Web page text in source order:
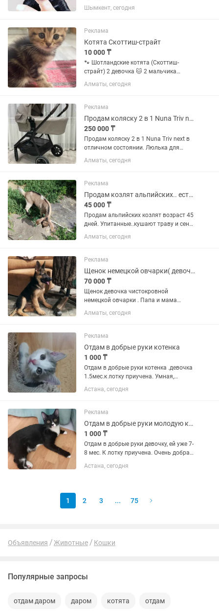
мaльчишку-шалунишку, а так же
Кисочку- Девочку в таком окрасе !!
любознательные,ручные, нeвepoятно
смешные котoмaльчики и девочки...
Шымкент, сегодня
Реклама
Котята Скоттиш-страйт
10 000 ₸
🐾 Шотландские котята (Скоттиш-
страйт) 2 девочка 🐱 2 мальчика
Порода: Скоттиш-страйт ✔️ Приучены к
лотку ✔️ Кушают самостоятельно (не
отлично подойдут в...
Алматы, сегодня
Реклама
Продам коляску 2 в 1 Nuna Triv next
250 000 ₸
Продам коляску 2 в 1 Nuna Triv next в
отличном состоянии. Люлька для
новорожденных до 9 кг и прогулочная
с тремя положениями. Собирается
манёвренные колёса, в комплекте...
Алматы, сегодня
Реклама
Продам козлят альпийских.. есть англонубийские
45 000 ₸
Продам альпийских козлят возраст 45
дней. Упитанные..кушают траву и сено..
даём ещё молоко..мама второй окот
даёт 4,5 литров сладкого молока
Алматы, сегодня
Реклама
Щенок немецкой овчарки( девочка )
70 000 ₸
Щенок девочка чистокровной
немецкой овчарки . Папа и мама
чистокровные. Щенку 2.5 месяца.
Активная и здоровая, растет в
Поставлены прививки по возрасту .
Если вы ищете...
Алматы, сегодня
Реклама
Отдам в добрые руки котенка
1 000 ₸
Отдам в добрые руки котенка .девочка
1.5мес.к лотку приучена. Умная,
красивая как ее мама (фото
приложено)
Астана, сегодня
Реклама
Отдам в добрые руки молодую кошечку
1 000 ₸
Отдам в добрые руки девочку, ей уже 7-
8 мес. К лотку приучена. Очень добрая.
Домашняя. Мама кошечки ( фото
Астана, сегодня
1 2 3 ... 75
Объявления Животные Кошки
Популярные запросы
отдам даром даром котята отдам